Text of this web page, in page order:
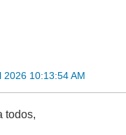
2026 10:13:54 AM
todos,